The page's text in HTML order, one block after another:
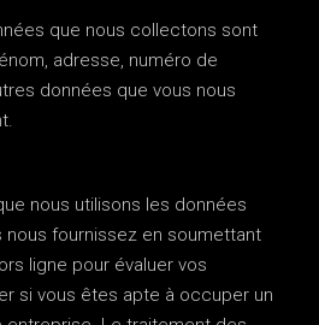
que nous collectons sont
adresse, numéro de
données que vous nous
nous utilisons les données
nous fournissez en soumettant
ligne pour évaluer vos
si vous êtes apte à occuper un